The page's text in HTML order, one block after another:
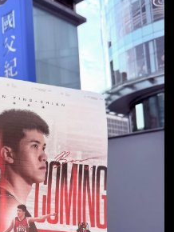
share/BAaVT2SRA3
順便可以拿出來了
--